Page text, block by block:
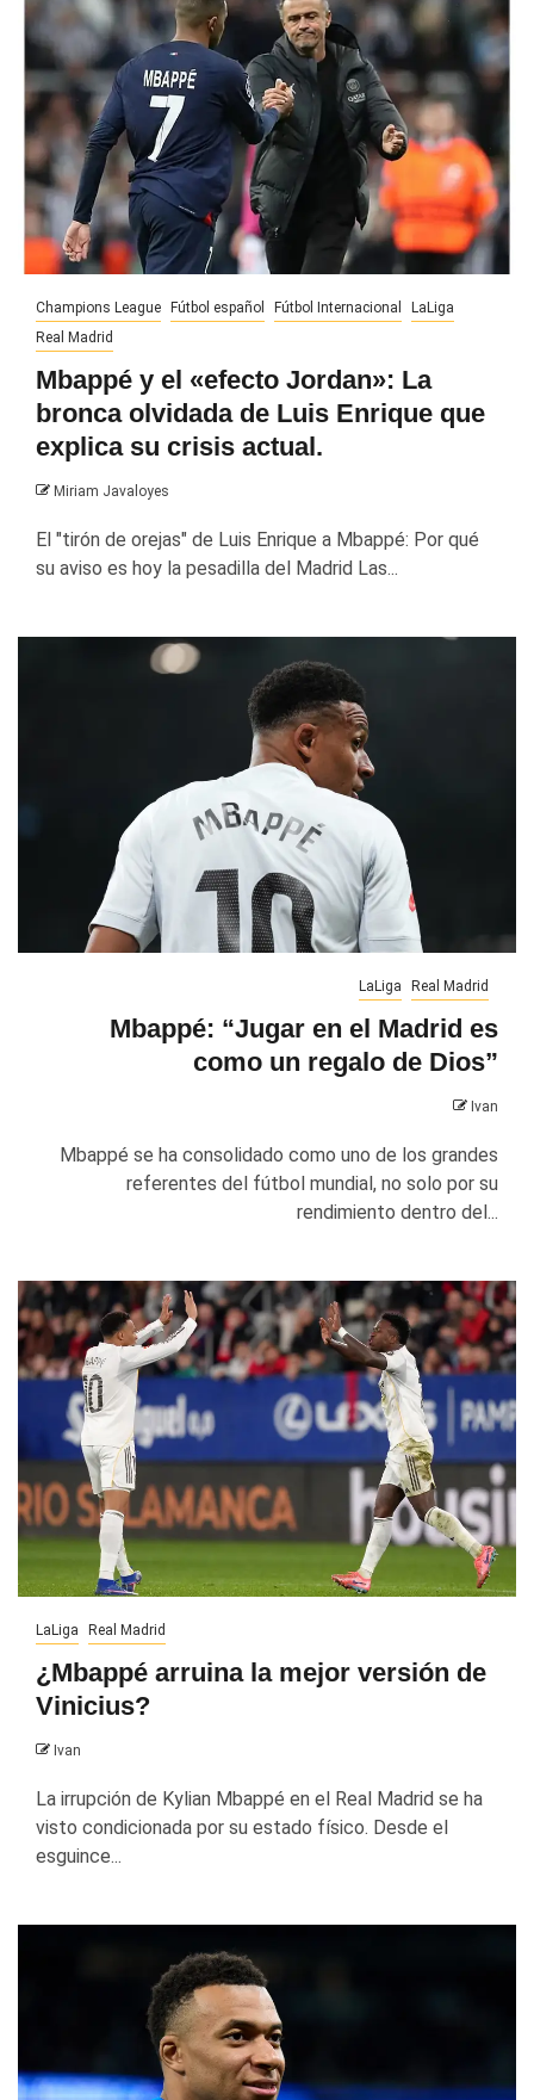
Champions League Fútbol español Fútbol Internacional
LaLiga
Real Madrid
Mbappé y el «efecto Jordan»: La
bronca olvidada de Luis Enrique que
explica su crisis actual.
Miriam Javaloyes
El "tirón de orejas" de Luis Enrique a Mbappé: Por qué
su aviso es hoy la pesadilla del Madrid Las...
LaLiga Real Madrid
Mbappé: “Jugar en el Madrid es
como un regalo de Dios”
Ivan
Mbappé se ha consolidado como uno de los grandes
referentes del fútbol mundial, no solo por su
rendimiento dentro del...
LaLiga Real Madrid
¿Mbappé arruina la mejor versión de
Vinicius?
Ivan
La irrupción de Kylian Mbappé en el Real Madrid se ha
visto condicionada por su estado físico. Desde el
esguince...